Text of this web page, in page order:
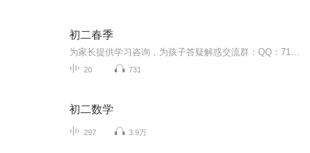
初二春季
20 731
初二数学
297 3.9万